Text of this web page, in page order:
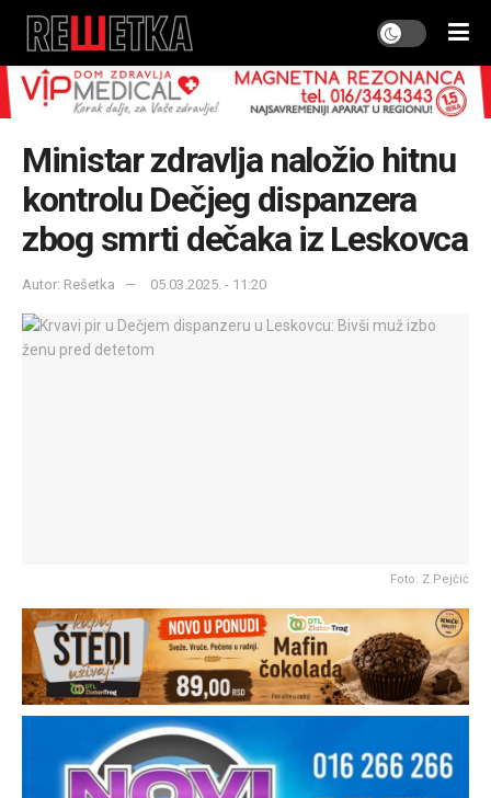
Ministar zdravlja naložio hitnu
kontrolu Dečjeg dispanzera
zbog smrti dečaka iz Leskovca
Autor: Rešetka 05.03.2025. - 11:20
Foto: Z.Pejčić